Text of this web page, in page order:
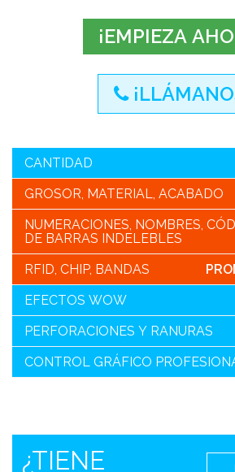
¡EMPIEZA
CANTIDAD
GROSOR, MATERIAL, ACABADO
NUMERACIONES, NOMBRES,
DE BARRAS INDELEBLES
RFID, CHIP, BANDAS
EFECTOS WOW
PERFORACIONES Y RANURAS
CONTROL GRÁFICO
¿TIENE